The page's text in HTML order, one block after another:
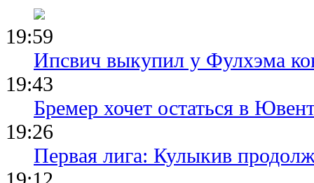
19:59
Ипсвич выкупил у Фулхэма
19:43
Бремер хочет остаться в
19:26
Первая лига: Кулыкив